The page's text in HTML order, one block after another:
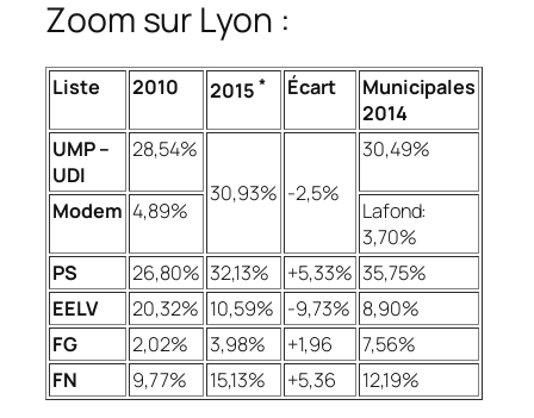
Zoom sur Lyon :
Liste 2010 2015 * Écart
Municipales
2014
UMP –
UDI
28,54%
30,93% -2,5%
30,49%
Modem 4,89%
Lafond:
3,70%
PS
26,80% 32,13% +5,33% 35,75%
EELV
20,32% 10,59% -9,73% 8,90%
FG
2,02% 3,98% +1,96
7,56%
FN
9,77% 15,13% +5,36 12,19%